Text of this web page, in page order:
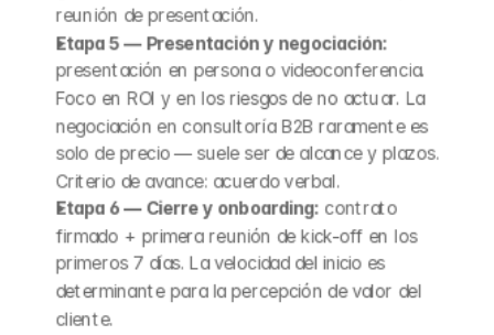
reunión de presentación.
Etapa 5 — Presentación y negociación:
presentación en persona o videoconferencia.
Foco en ROI y en los riesgos de no actuar. La
negociación en consultoría B2B raramente es
solo de precio — suele ser de alcance y plazos.
Criterio de avance: acuerdo verbal.
Etapa 6 — Cierre y onboarding: contrato
firmado + primera reunión de kick-off en los
primeros 7 días. La velocidad del inicio es
determinante para la percepción de valor del
cliente.